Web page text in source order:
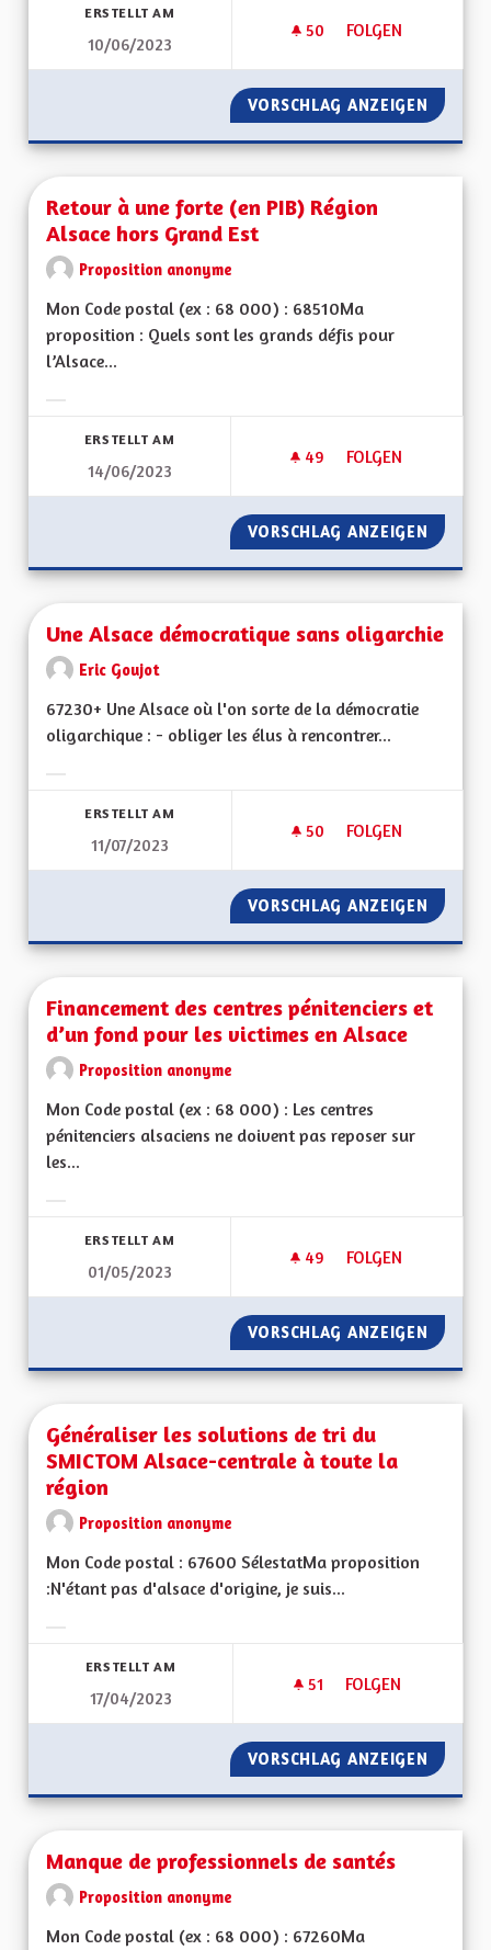
ERSTELLT AM
10/06/2023
50 50 FOLLOWER
FOLGEN
DES MOYENS
VORSCHLAG ANZEIGEN DES
Retour à une forte (en PIB) Région
Alsace hors Grand Est
Proposition anonyme
Mon Code postal (ex : 68 000) : 68510Ma
proposition : Quels sont les grands défis pour
l’Alsace...
ERSTELLT AM
14/06/2023
49 49 FOLLOWER
FOLGEN
RETOUR À UNE
VORSCHLAG ANZEIGEN
Une Alsace démocratique sans oligarchie
Eric Goujot
67230+ Une Alsace où l'on sorte de la démocratie
oligarchique : - obliger les élus à rencontrer...
ERSTELLT AM
11/07/2023
50 50 FOLLOWER
FOLGEN
UNE ALSACE
VORSCHLAG ANZEIGEN UNE
Financement des centres pénitenciers et
d’un fond pour les victimes en Alsace
Proposition anonyme
Mon Code postal (ex : 68 000) : Les centres
pénitenciers alsaciens ne doivent pas reposer sur
les...
ERSTELLT AM
01/05/2023
49 49 FOLLOWER
FOLGEN
FINANCEMENT
VORSCHLAG ANZEIGEN
Généraliser les solutions de tri du
SMICTOM Alsace-centrale à toute la
région
Proposition anonyme
Mon Code postal : 67600 SélestatMa proposition
:N'étant pas d'alsace d'origine, je suis...
ERSTELLT AM
17/04/2023
51 51 FOLLOWER
FOLGEN
GÉNÉRALISER
VORSCHLAG ANZEIGEN
Manque de professionnels de santés
Proposition anonyme
Mon Code postal (ex : 68 000) : 67260Ma